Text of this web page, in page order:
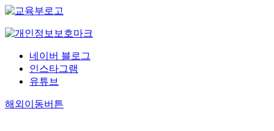
네이버 블로그
인스타그램
유튜브
해외이동버튼